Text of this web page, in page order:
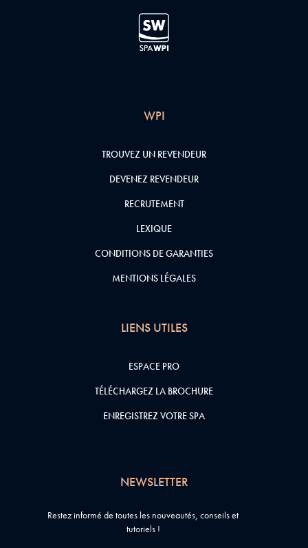
WPI
TROUVEZ UN REVENDEUR
DEVENEZ REVENDEUR
RECRUTEMENT
LEXIQUE
CONDITIONS DE GARANTIES
MENTIONS LÉGALES
LIENS UTILES
ESPACE PRO
TÉLÉCHARGEZ LA BROCHURE
ENREGISTREZ VOTRE SPA
NEWSLETTER
Restez informé de toutes les nouveautés, conseils et
tutoriels !